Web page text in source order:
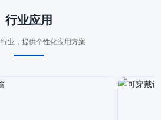
行业应用
业，提供个性化应用方案